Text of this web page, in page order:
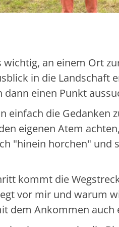
wichtig, an einem Ort
in die Landschaft
dann einen Punkt
einfach die Gedanken
eigenen Atem
"hinein horchen" und
kommt die
vor mir und warum
dem Ankommen